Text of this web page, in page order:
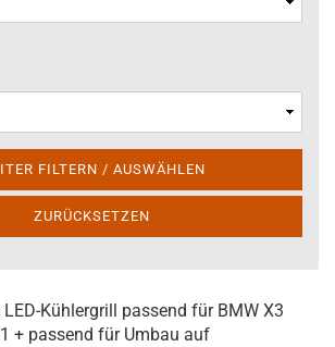
FILTERN / AUSWÄHLEN
ZURÜCKSETZEN
Kühlergrill passend für BMW X3
+ passend für Umbau auf